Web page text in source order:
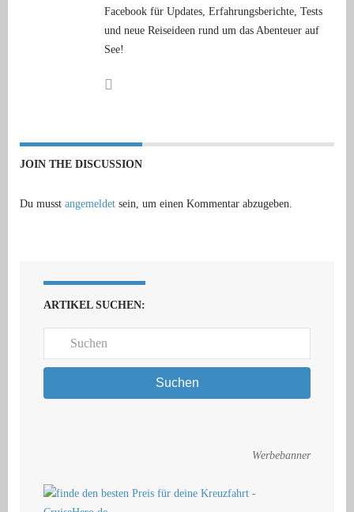
Facebook für Updates, Erfahrungsberichte, Tests
und neue Reiseideen rund um das Abenteuer auf
See!
JOIN THE DISCUSSION
Du musst angemeldet sein, um einen Kommentar abzugeben.
ARTIKEL SUCHEN:
Suchen
Werbebanner